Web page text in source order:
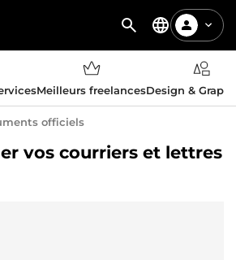
Meilleurs freelancesDesign &
officiels
vos courriers et lettres